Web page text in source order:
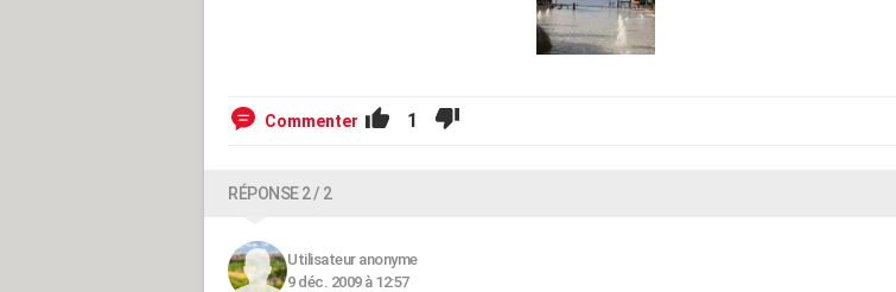
Commenter 1
RÉPONSE 2 / 2
Utilisateur anonyme
9 déc. 2009 à 12:57